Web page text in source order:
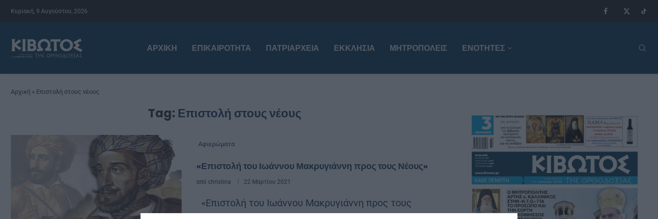
Κυριακή, 9 Αυγούστου, 2026
ΑΡΧΙΚΉ ΕΠΙΚΑΙΡΌΤΗΤΑ ΠΑΤΡΙΑΡΧΕΊΑ ΕΚΚΛΗΣΊΑ ΜΗΤΡΟΠΌΛΕΙΣ ΕΝΟΤΗΤΕΣ
Αρχική » Επιστολή στους νέους
Tag: Επιστολή στους νέους
Αφιερώματα
«Επιστολή του Ιωάννου Μακρυγιάννη προς τους Νέους»
από christina 22 Μαρτίου 2021
«Επιστολή του Ιωάννου Μακρυγιάννη προς τους